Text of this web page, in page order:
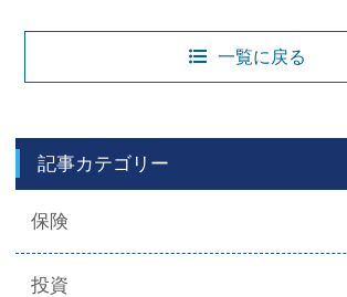
一覧に戻る
記事カテゴリー
保険
投資